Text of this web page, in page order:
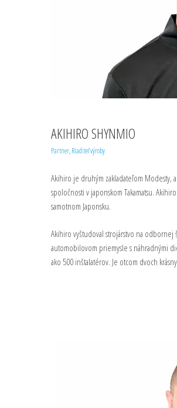
AKIHIRO SHYNMIO
Partner, Riaditeľ výroby
Akihiro je druhým zakladateľom Modesty,
spoločnosti v japonskom Takamatsu.
samotnom Japonsku.
Akihiro vyštudoval strojárstvo na odbornej
automobilovom priemysle s náhradnými
ako 500 inštalatérov. Je otcom dvoch